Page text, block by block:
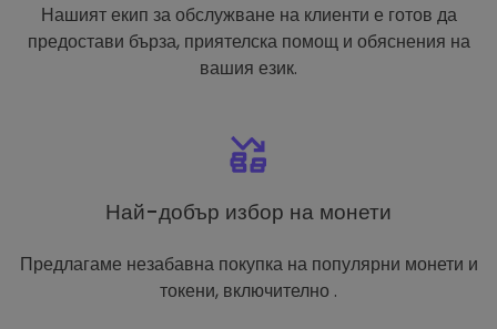
Нашият екип за обслужване на клиенти е готов да
предостави бърза, приятелска помощ и обяснения на
вашия език.
Най-добър избор на монети
Предлагаме незабавна покупка на популярни монети и
токени, включително .